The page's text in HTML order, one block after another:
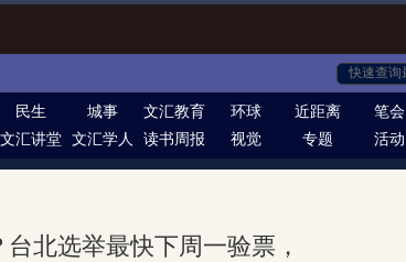
民生 城事 文汇教育 环球 近距离 笔会
文汇讲堂 文汇学人 读书周报 视觉 专题 活动
北选举最快下周一验票，